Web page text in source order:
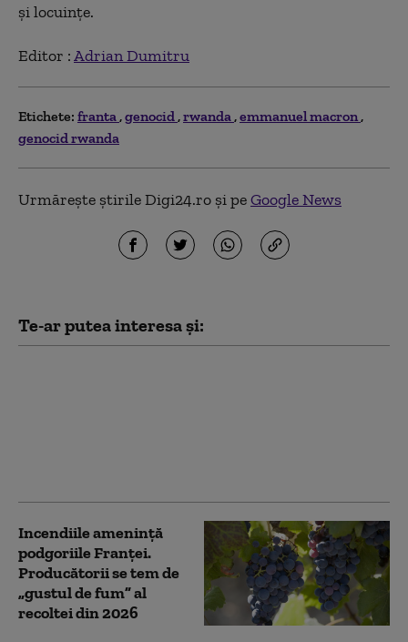
și locuințe.
Editor :Adrian Dumitru
Etichete: franta genocid rwanda emmanuel macron
genocid rwanda
Urmărește știrile Digi24.ro și peGoogle News
Te-ar putea interesa și:
Incendiile amenință
podgoriile Franței.
Producătorii se tem de
„gustul de fum” al
recoltei din 2026